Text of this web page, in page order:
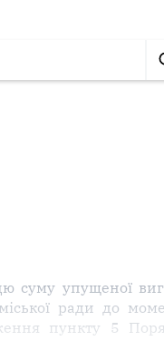
суму упущеної
ради до
пункту 5